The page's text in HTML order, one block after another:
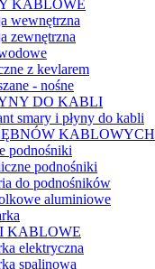
KABLOWE
wewnętrzna
zewnętrzna
z kevlarem
- nośne
DO KABLI
smary i płyny do kabli
KABLOWYCH
podnośniki
podnośniki
do podnośników
aluminiowe
KABLOWE
elektryczna
spalinowa